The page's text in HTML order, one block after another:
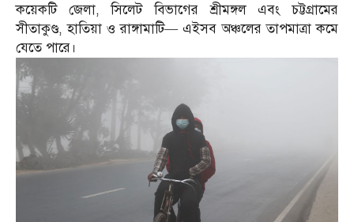
কয়েকটি জেলা, সিলেট বিভাগের শ্রীমঙ্গল এবং চট্টগ্রামের
সীতাকুণ্ড, হাতিয়া ও রাঙ্গামাটি— এইসব অঞ্চলের তাপমাত্রা কমে
যেতে পারে।